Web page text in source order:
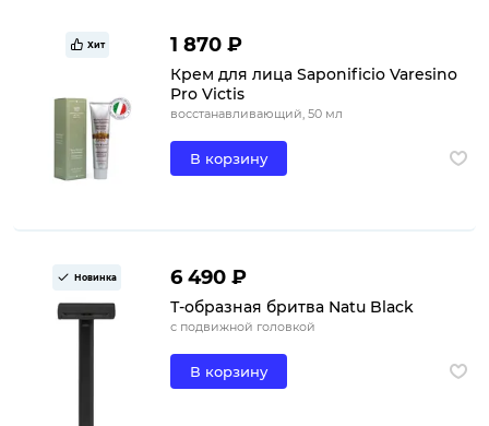
Хит 1 870 ₽
Крем для лица Saponificio Varesino
Pro Victis
восстанавливающий, 50 мл
В корзину
Новинка 6 490 ₽
Т-образная бритва Natu Black
с подвижной головкой
В корзину